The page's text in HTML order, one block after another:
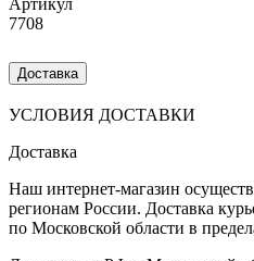
7708
Доставка
УСЛОВИЯ ДОСТАВКИ
Доставка
Наш интернет-магазин
регионам России. Доставка
по Московской области в